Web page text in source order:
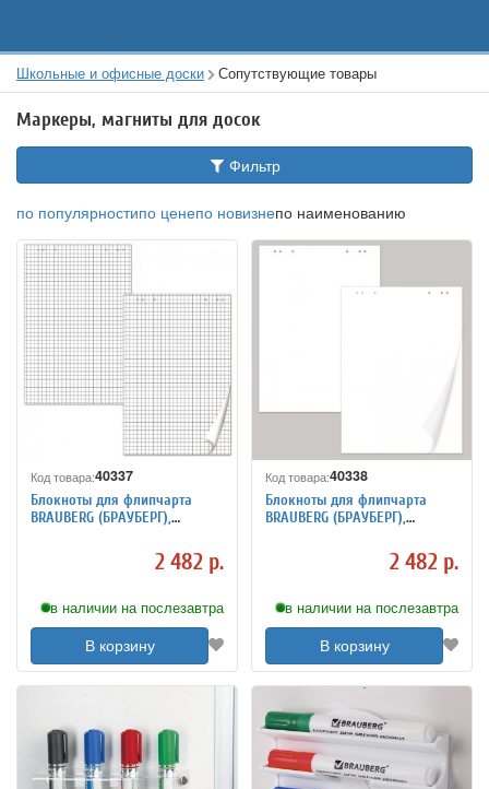
Школьные и офисные доски Сопутствующие товары
Маркеры, магниты для досок
Фильтр
по популярностипо ценепо новизнепо наименованию
Код товара:40337
Блокноты для флипчарта
BRAUBERG (БРАУБЕРГ),
2 482 р.
в наличии на послезавтра
В корзину
Код товара:40338
Блокноты для флипчарта
BRAUBERG (БРАУБЕРГ),
2 482 р.
в наличии на послезавтра
В корзину